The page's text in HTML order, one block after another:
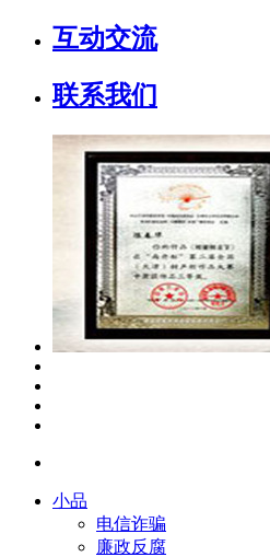
互动交流
联系我们
小品
电信诈骗
廉政反腐